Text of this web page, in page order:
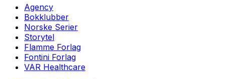
Agency
Bokklubber
Norske Serier
Storytel
Flamme Forlag
Fontini Forlag
VAR Healthcare